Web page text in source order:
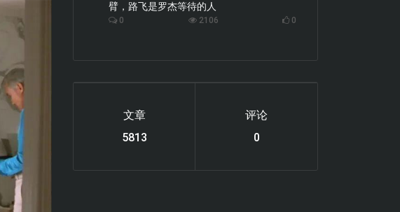
臂，路飞是罗杰等待的人
0 2106 0
文章
6119
评论
0